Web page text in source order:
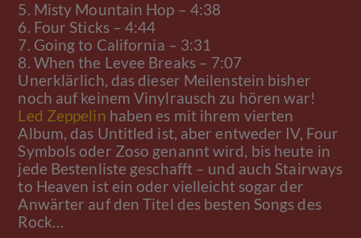
5. Misty Mountain Hop – 4:38
6. Four Sticks – 4:44
7. Going to California – 3:31
8. When the Levee Breaks – 7:07
Unerklärlich, das dieser Meilenstein bisher
noch auf keinem Vinylrausch zu hören war!
Led Zeppelin haben es mit ihrem vierten
Album, das Untitled ist, aber entweder IV, Four
Symbols oder Zoso genannt wird, bis heute in
jede Bestenliste geschafft – und auch Stairways
to Heaven ist ein oder vielleicht sogar der
Anwärter auf den Titel des besten Songs des
Rock…